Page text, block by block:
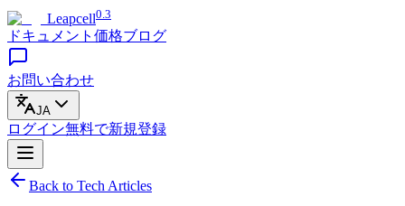
Leapcell0.3
ドキュメント 価格ブログ
お問い合わせ
JA
ログイン無料で新規登録
Back to Tech Articles